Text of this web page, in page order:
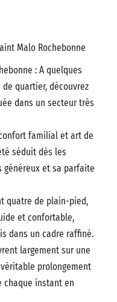
Malo Rochebonne
: A quelques
quartier, découvrez
dans un secteur très
familial et art de
séduit dès les
généreux et sa parfaite
quatre de plain-pied,
et confortable,
dans un cadre raffiné.
largement sur une
prolongement
chaque instant en